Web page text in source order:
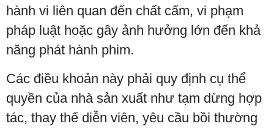
hành vi liên quan đến chất cấm, vi phạm
pháp luật hoặc gây ảnh hưởng lớn đến khả
năng phát hành phim.
Các điều khoản này phải quy định cụ thể
quyền của nhà sản xuất như tạm dừng hợp
tác, thay thế diễn viên, yêu cầu bồi thường